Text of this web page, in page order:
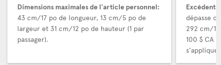
Dimensions maximales de l'article personnel:
43 cm/17 po de longueur, 13 cm/5 po de
largeur et 31 cm/12 po de hauteur (1 par
passager).
Excédent
dépasse
292 cm/
100 $ CA